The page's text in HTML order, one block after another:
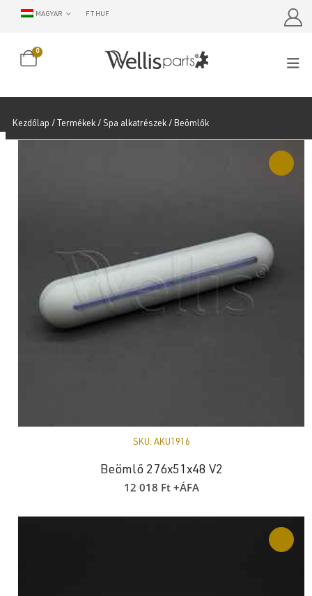
MAGYAR FT HUF
0
Kezdőlap / Termékek/ Spa alkatrészek/ Beömlők
SKU: AKU1916
Beömlő 276x51x48 V2
12 018 Ft+ÁFA